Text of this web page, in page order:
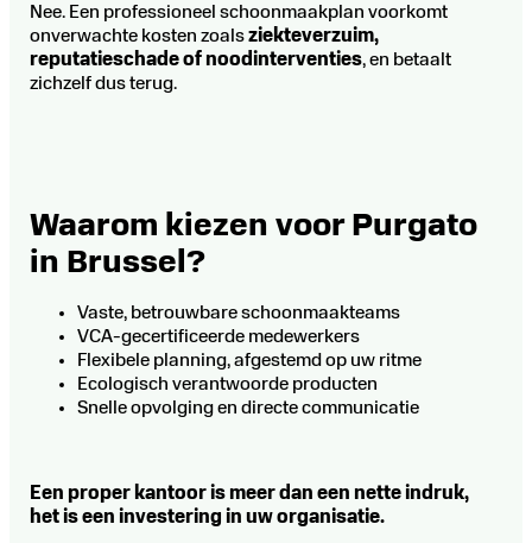
Nee. Een professioneel schoonmaakplan voorkomt
onverwachte kosten zoalsziekteverzuim,
reputatieschade of noodinterventies, en betaalt
zichzelf dus terug.
Waarom kiezen voor Purgato
in Brussel?
Vaste, betrouwbare schoonmaakteams
VCA-gecertificeerde medewerkers
Flexibele planning, afgestemd op uw ritme
Ecologisch verantwoorde producten
Snelle opvolging en directe communicatie
Een proper kantoor is meer dan een nette indruk,
het is een investering in uw organisatie.